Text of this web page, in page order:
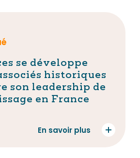
se développe
historiques
son leadership de
en France
En savoir plus